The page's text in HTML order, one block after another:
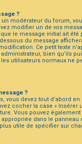
?
modérateur du forum,
modifier un de vos
le message initial ait été
du message
Ce petit texte
bien qu’ils
utilisateurs normaux ne
?
vous devez tout d’abord
cocher la case « Insérer
Vous pouvez
dans le panneau
utile de spécifier sur